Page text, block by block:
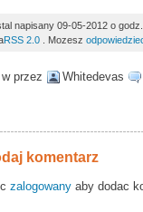
napisany 09-05-2012 o
RSS 2.0 . Mozesz
w przez Whitedevas
komentarz
zalogowany aby dodac